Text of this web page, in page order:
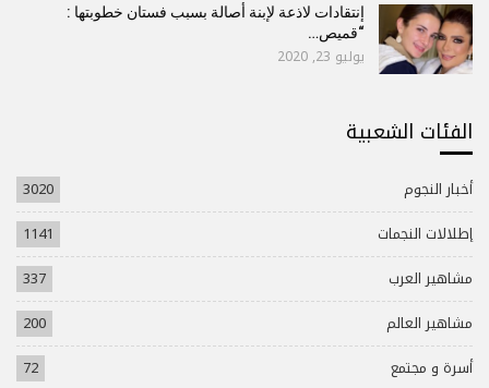
إنتقادات لاذعة لإبنة أصالة بسبب فستان خطوبتها :
“قميص…
يوليو 23, 2020
الفئات الشعبية
أخبار النجوم
3020
إطلالات النجمات
1141
مشاهير العرب
337
مشاهير العالم
200
أسرة و مجتمع
72